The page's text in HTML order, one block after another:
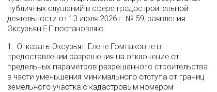
публичных слушаний в сфере градостроительной
деятельности от 13 июля 2026 г. № 59, заявления
Эксузьян Е.Г. постановляю:
1. Отказать Эксузьян Елене Гомпаковне в
предоставлении разрешения на отклонение от
предельных параметров разрешенного строительства
в части уменьшения минимального отступа от границ
земельного участка с кадастровым номером